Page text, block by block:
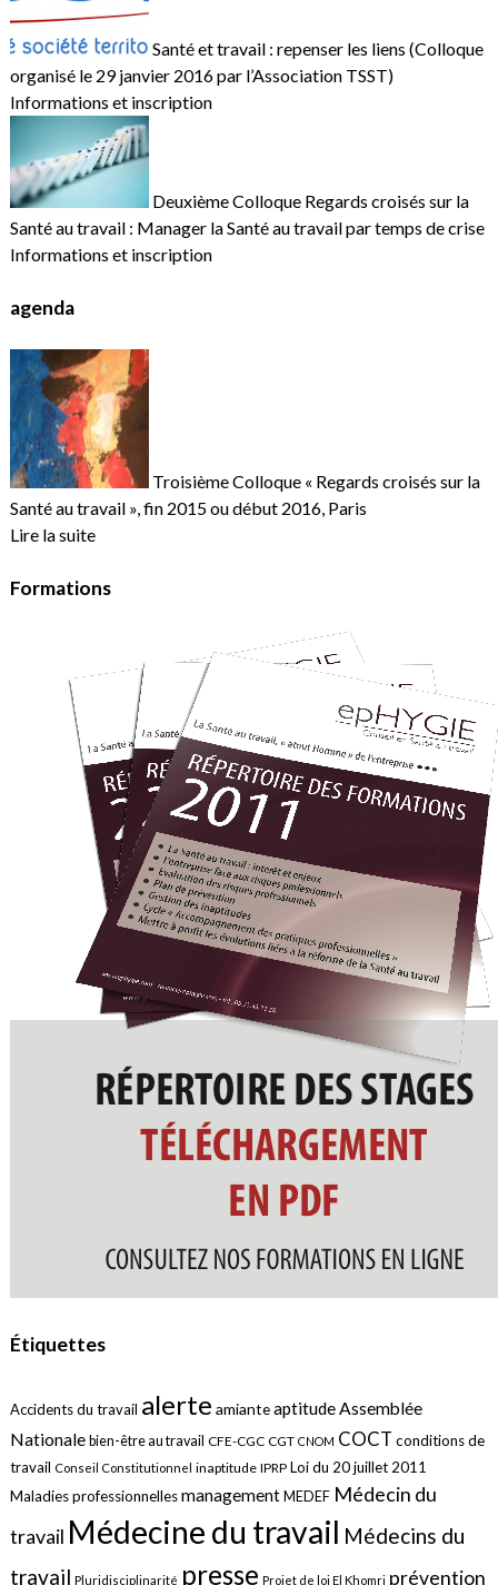
Santé et travail : repenser les liens (Colloque
organisé le 29 janvier 2016 par l’Association TSST)
Informations et inscription
Deuxième Colloque Regards croisés sur la
Santé au travail : Manager la Santé au travail par temps de crise
Informations et inscription
agenda
Troisième Colloque « Regards croisés sur la
Santé au travail », fin 2015 ou début 2016, Paris
Lire la suite
Formations
Étiquettes
Accidents du travail alerte amianteaptitudeAssemblée
Nationale bien-être au travail CFE-CGC CGT CNOM COCT conditions de
travail Conseil Constitutionnel inaptitude IPRP Loi du 20 juillet 2011
Maladies professionnellesmanagement MEDEF Médecin du
travail Médecine du travail Médecins du
travail Pluridisciplinarité presse Projet de loi El Khomri prévention